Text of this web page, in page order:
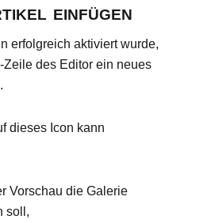
einfügen
erfolgreich aktiviert wurde,
Zeile des Editor ein neues
dieses Icon kann
Vorschau die Galerie
soll,